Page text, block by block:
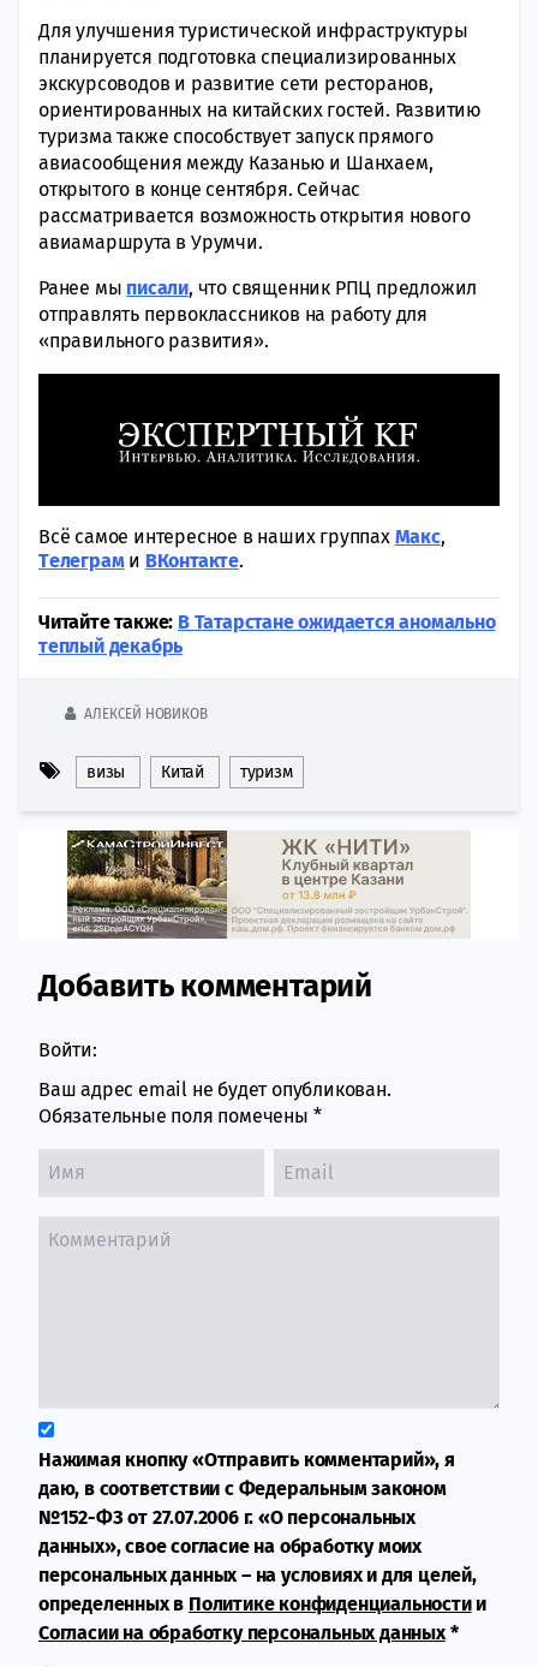
Для улучшения туристической инфраструктуры
планируется подготовка специализированных
экскурсоводов и развитие сети ресторанов,
ориентированных на китайских гостей. Развитию
туризма также способствует запуск прямого
авиасообщения между Казанью и Шанхаем,
открытого в конце сентября. Сейчас
рассматривается возможность открытия нового
авиамаршрута в Урумчи.
Ранее мы писали, что священник РПЦ предложил
отправлять первоклассников на работу для
«правильного развития».
Всё самое интересное в наших группах Макс,
Tелеграми ВКонтакте.
Читайте также: В Татарстане ожидается аномально
теплый декабрь
АЛЕКСЕЙ НОВИКОВ
визы Китай туризм
Comment section
Добавить комментарий
Войти:
Ваш адрес email не будет опубликован.
Обязательные поля помечены *
Нажимая кнопку «Отправить комментарий», я
даю, в соответствии с Федеральным законом
№152-ФЗ от 27.07.2006 г. «О персональных
данных», свое согласие на обработку моих
персональных данных – на условиях и для целей,
определенных в Политике конфиденциальностии
Согласии на обработку персональных данных*